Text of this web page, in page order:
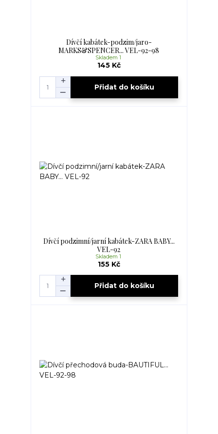
Dívčí kabátek-podzim/jaro-
MARKS&SPENCER... VEL-92-98
145 Kč
Skladem 1
Přidat do košíku
Dívčí podzimní/jarní kabátek-ZARA BABY...
VEL-92
155 Kč
Skladem 1
Přidat do košíku